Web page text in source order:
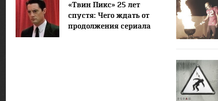
«Твин Пикс» 25 лет
спустя: Чего ждать от
продолжения сериала